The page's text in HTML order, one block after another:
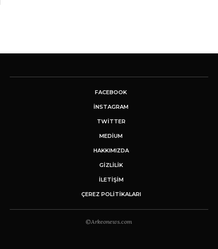
FACEBOOK
INSTAGRAM
TWITTER
MEDIUM
HAKKIMIZDA
GİZLİLİK
İLETIŞIM
ÇEREZ POLITIKALARI
©Arkeonews.com